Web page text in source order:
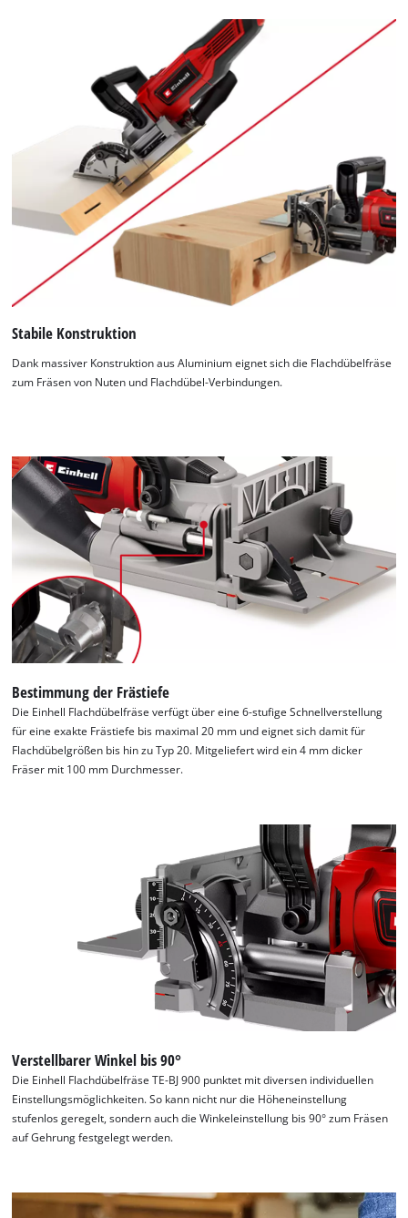
Wir benötigen deine Zustimmung, um
Google Maps laden zu können!
This content is not permitted to load due
to trackers that are not disclosed to the
visitor. The website owner needs to setup
the site with their CMP to add this content
Powered by Usercentrics Consent
Management Platform
Stabile Konstruktion
Dank massiver Konstruktion aus Aluminium eignet sich die Flachdübelfräse
zum Fräsen von Nuten und Flachdübel-Verbindungen.
Bestimmung der Frästiefe
Die Einhell Flachdübelfräse verfügt über eine 6-stufige Schnellverstellung
für eine exakte Frästiefe bis maximal 20 mm und eignet sich damit für
Flachdübelgrößen bis hin zu Typ 20. Mitgeliefert wird ein 4 mm dicker
Fräser mit 100 mm Durchmesser.
Verstellbarer Winkel bis 90°
Die Einhell Flachdübelfräse TE-BJ 900 punktet mit diversen individuellen
Einstellungsmöglichkeiten. So kann nicht nur die Höheneinstellung
stufenlos geregelt, sondern auch die Winkeleinstellung bis 90° zum Fräsen
auf Gehrung festgelegt werden.